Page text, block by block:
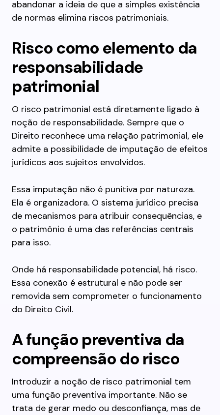
abandonar a ideia de que a simples existência
de normas elimina riscos patrimoniais.
Risco como elemento da
responsabilidade
patrimonial
O risco patrimonial está diretamente ligado à
noção de responsabilidade. Sempre que o
Direito reconhece uma relação patrimonial, ele
admite a possibilidade de imputação de efeitos
jurídicos aos sujeitos envolvidos.
Essa imputação não é punitiva por natureza.
Ela é organizadora. O sistema jurídico precisa
de mecanismos para atribuir consequências, e
o patrimônio é uma das referências centrais
para isso.
Onde há responsabilidade potencial, há risco.
Essa conexão é estrutural e não pode ser
removida sem comprometer o funcionamento
do Direito Civil.
A função preventiva da
compreensão do risco
Introduzir a noção de risco patrimonial tem
uma função preventiva importante. Não se
trata de gerar medo ou desconfiança, mas de